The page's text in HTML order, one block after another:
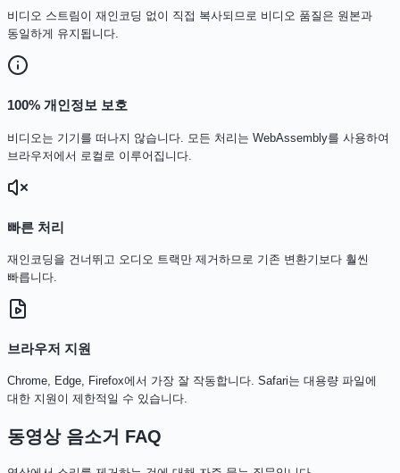
비디오 스트림이 재인코딩 없이 직접 복사되므로 비디오 품질은 원본과
동일하게 유지됩니다.
100% 개인정보 보호
비디오는 기기를 떠나지 않습니다. 모든 처리는 WebAssembly를 사용하여
브라우저에서 로컬로 이루어집니다.
빠른 처리
재인코딩을 건너뛰고 오디오 트랙만 제거하므로 기존 변환기보다 훨씬
빠릅니다.
브라우저 지원
Chrome, Edge, Firefox에서 가장 잘 작동합니다. Safari는 대용량 파일에
대한 지원이 제한적일 수 있습니다.
동영상 음소거 FAQ